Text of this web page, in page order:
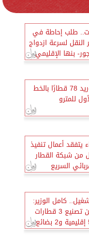
طلب إحاطة في
النقل لسرعة ازدواج
بنها الإقليمي
تحديث وتوريد 78 قطارًا بالخط
للمترو
يتفقد أعمال تنفيذ
من شبكة القطار
السريع
كامل الوزير:
الانتهاء من تصنيع 3 قطارات